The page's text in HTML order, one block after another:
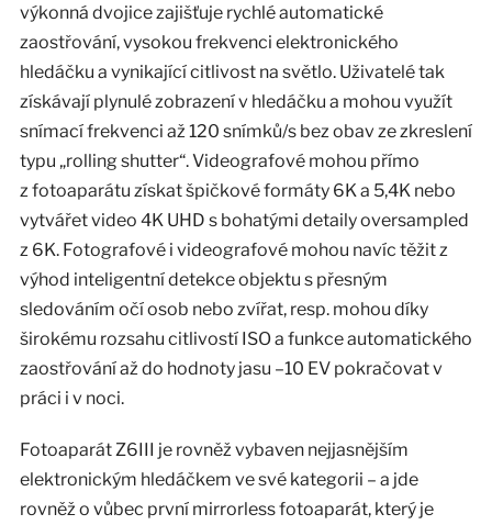
výkonná dvojice zajišťuje rychlé automatické
zaostřování, vysokou frekvenci elektronického
hledáčku a vynikající citlivost na světlo. Uživatelé tak
získávají plynulé zobrazení v hledáčku a mohou využít
snímací frekvenci až 120 snímků/s bez obav ze zkreslení
typu „rolling shutter“. Videografové mohou přímo
z fotoaparátu získat špičkové formáty 6K a 5,4K nebo
vytvářet video 4K UHD s bohatými detaily oversampled
z 6K. Fotografové i videografové mohou navíc těžit z
výhod inteligentní detekce objektu s přesným
sledováním očí osob nebo zvířat, resp. mohou díky
širokému rozsahu citlivostí ISO a funkce automatického
zaostřování až do hodnoty jasu –10 EV pokračovat v
práci i v noci.
Fotoaparát Z6III je rovněž vybaven nejjasnějším
elektronickým hledáčkem ve své kategorii – a jde
rovněž o vůbec první mirrorless fotoaparát, který je